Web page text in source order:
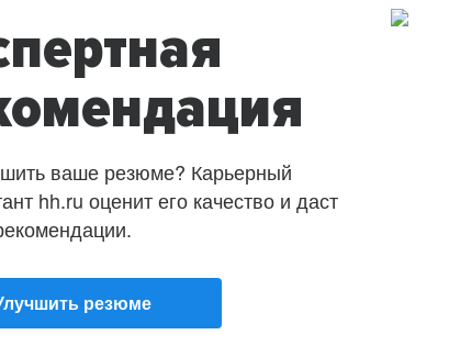
ваше резюме? Карьерный
hh.ru оценит его качество и даст
резюме